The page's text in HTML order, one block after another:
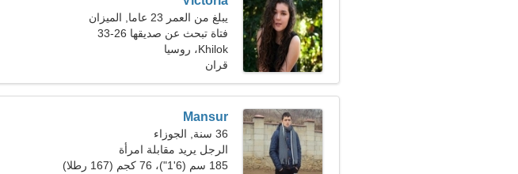
يبلغ من العمر 23 عاما, الميزان
فتاة تبحث عن صديقها 26-33
Khilok، روسيا
قران
Mansur
36 سنة, الجوزاء
الرجل يريد مقابلة امرأة
185 سم (6'1")، 76 كجم (167 رطلا)